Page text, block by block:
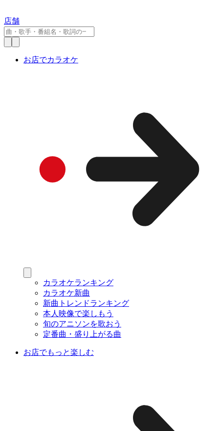
店舗
お店でカラオケ
カラオケランキング
カラオケ新曲
新曲トレンドランキング
本人映像で楽しもう
旬のアニソンを歌おう
定番曲・盛り上がる曲
お店でもっと楽しむ